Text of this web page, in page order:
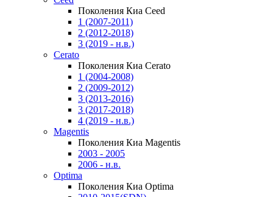
Поколения Киа Ceed
1 (2007-2011)
2 (2012-2018)
3 (2019 - н.в.)
Cerato
Поколения Киа Cerato
1 (2004-2008)
2 (2009-2012)
3 (2013-2016)
3 (2017-2018)
4 (2019 - н.в.)
Magentis
Поколения Киа Magentis
2003 - 2005
2006 - н.в.
Optima
Поколения Киа Optima